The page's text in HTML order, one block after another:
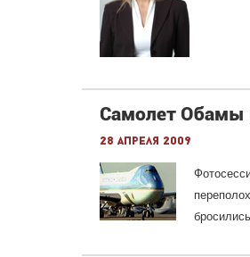
Самолет Обамы
28 апреля 2009